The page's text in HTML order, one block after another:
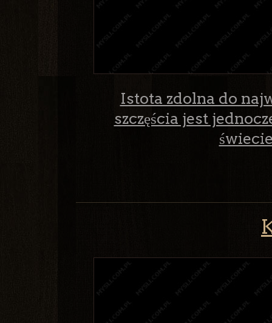
Istota zdolna do
szczęścia jest